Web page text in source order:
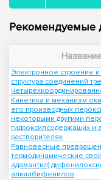
Рекомендуемые
Электронное строение и
структура соединений
Кинетика и механизм
его производных
некоторыми другими
гидроксилсодержащих и
растворителях
Равновесные
термодинамические
адамантил)
алкилбифенилов